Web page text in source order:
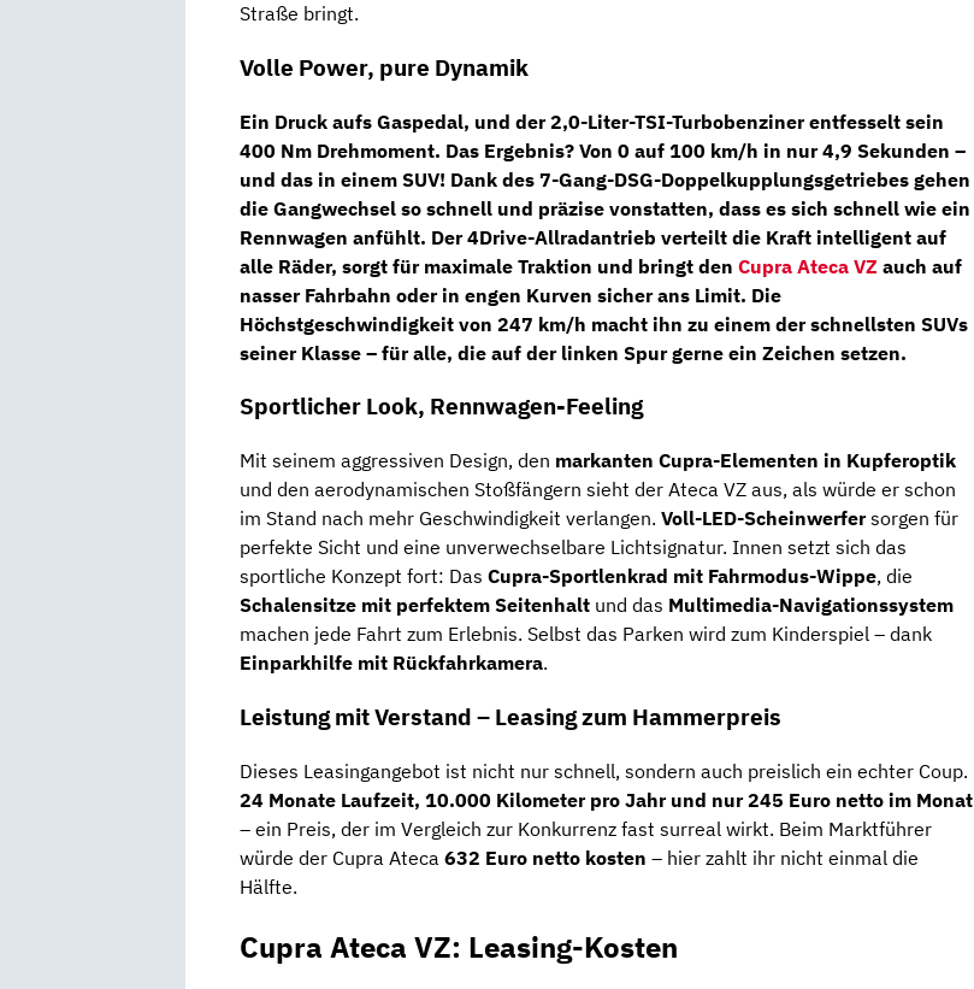
Straße bringt.
Volle Power, pure Dynamik
Ein Druck aufs Gaspedal, und der2,0-Liter-TSI-Turbobenzinerentfesselt sein
400 Nm Drehmoment. Das Ergebnis? Von 0 auf 100 km/h in nur 4,9 Sekunden –
und das in einem SUV! Dank des 7-Gang-DSG-Doppelkupplungsgetriebes gehen
die Gangwechsel so schnell und präzise vonstatten, dass es sich schnell wie ein
Rennwagen anfühlt. Der4Drive-Allradantrieb verteilt die Kraft intelligent auf
alle Räder, sorgt für maximale Traktion und bringt den Cupra Ateca VZ auch auf
nasser Fahrbahn oder in engen Kurven sicher ans Limit. Die
Höchstgeschwindigkeit von 247 km/h macht ihn zu einem der schnellsten SUVs
seiner Klasse – für alle, die auf der linken Spur gerne ein Zeichen setzen.
Sportlicher Look, Rennwagen-Feeling
Mit seinem aggressiven Design, den markanten Cupra-Elementen in Kupferoptik
und den aerodynamischen Stoßfängern sieht der Ateca VZ aus, als würde er schon
im Stand nach mehr Geschwindigkeit verlangen. Voll-LED-Scheinwerfersorgen für
perfekte Sicht und eine unverwechselbare Lichtsignatur. Innen setzt sich das
sportliche Konzept fort: Das Cupra-Sportlenkrad mit Fahrmodus-Wippe, die
Schalensitze mit perfektem Seitenhalt und das Multimedia-Navigationssystem
machen jede Fahrt zum Erlebnis. Selbst das Parken wird zum Kinderspiel – dank
Einparkhilfe mit Rückfahrkamera.
Leistung mit Verstand – Leasing zum Hammerpreis
Dieses Leasingangebot ist nicht nur schnell, sondern auch preislich ein echter Coup.
24 Monate Laufzeit, 10.000 Kilometer pro Jahr und nur 245 Euro netto im Monat
– ein Preis, der im Vergleich zur Konkurrenz fast surreal wirkt. Beim Marktführer
würde der Cupra Ateca 632 Euro netto kosten – hier zahlt ihr nicht einmal die
Hälfte.
Cupra Ateca VZ: Leasing-Kosten